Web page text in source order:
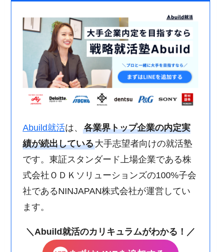
Abuild就活は、 各業界トップ企業の内定実
績が続出している大手志望者向けの就活塾
です。東証スタンダード上場企業である株
式会社ＯＤＫソリューションズの100%子会
社であるNINJAPAN株式会社が運営してい
ます。
＼Abuild就活のカリキュラムがわかる！／